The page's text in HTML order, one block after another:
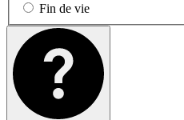
Fin de vie